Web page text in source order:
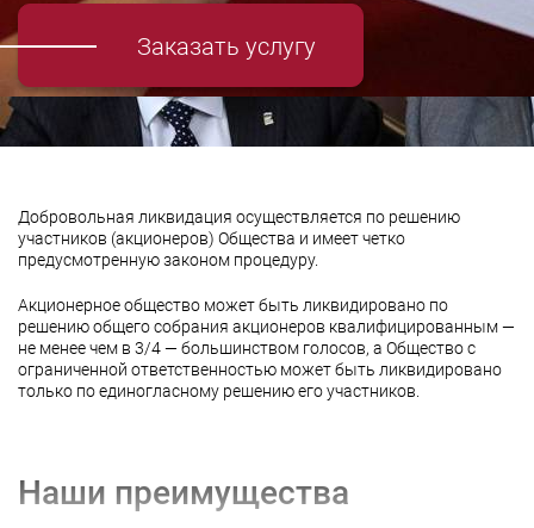
Заказать услугу
Добровольная ликвидация осуществляется по решению
участников (акционеров) Общества и имеет четко
предусмотренную законом процедуру.
Акционерное общество может быть ликвидировано по
решению общего собрания акционеров квалифицированным —
не менее чем в 3/4 — большинством голосов, а Общество с
ограниченной ответственностью может быть ликвидировано
только по единогласному решению его участников.
Наши преимущества